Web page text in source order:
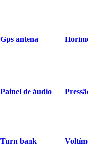
Gps antena
Painel de áudio
Turn bank